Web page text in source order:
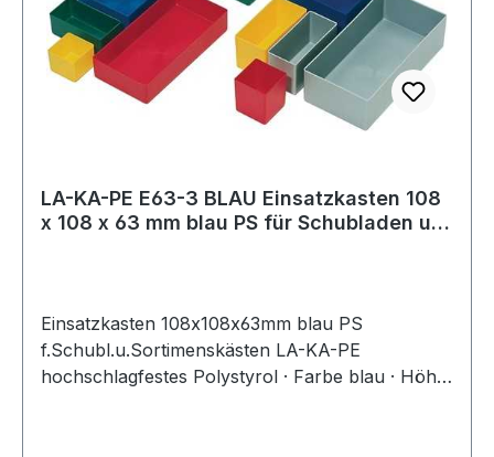
LA-KA-PE E63-3 BLAU Einsatzkasten 108
x 108 x 63 mm blau PS für Schubladen u.
Einsatzkasten 108x108x63mm blau PS
f.Schubl.u.Sortimenskästen LA-KA-PE
hochschlagfestes Polystyrol · Farbe blau · Höhe